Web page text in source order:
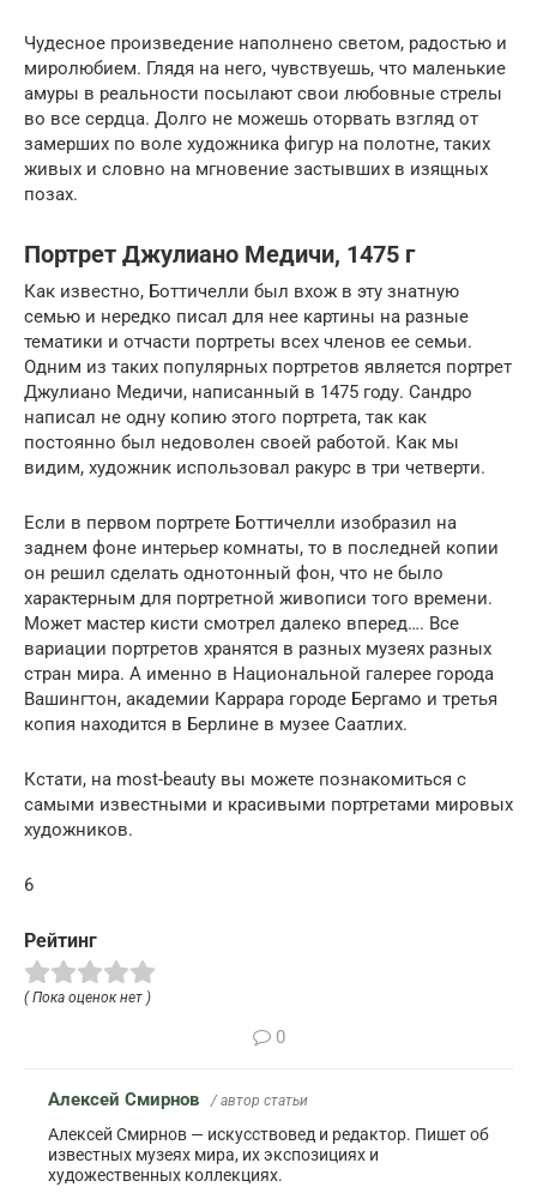
Чудесное произведение наполнено светом, радостью и
миролюбием. Глядя на него, чувствуешь, что маленькие
амуры в реальности посылают свои любовные стрелы
во все сердца. Долго не можешь оторвать взгляд от
замерших по воле художника фигур на полотне, таких
живых и словно на мгновение застывших в изящных
позах.
Портрет Джулиано Медичи, 1475 г
Как известно, Боттичелли был вхож в эту знатную
семью и нередко писал для нее картины на разные
тематики и отчасти портреты всех членов ее семьи.
Одним из таких популярных портретов является портрет
Джулиано Медичи, написанный в 1475 году. Сандро
написал не одну копию этого портрета, так как
постоянно был недоволен своей работой. Как мы
видим, художник использовал ракурс в три четверти.
Если в первом портрете Боттичелли изобразил на
заднем фоне интерьер комнаты, то в последней копии
он решил сделать однотонный фон, что не было
характерным для портретной живописи того времени.
Может мастер кисти смотрел далеко вперед…. Все
вариации портретов хранятся в разных музеях разных
стран мира. А именно в Национальной галерее города
Вашингтон, академии Каррара городе Бергамо и третья
копия находится в Берлине в музее Саатлих.
Кстати, на most-beauty вы можете познакомиться с
самыми известными и красивыми портретами мировых
художников.
6
Рейтинг
( Пока оценок нет )
0
Алексей Смирнов / автор статьи
Алексей Смирнов — искусствовед и редактор. Пишет об
известных музеях мира, их экспозициях и
художественных коллекциях.